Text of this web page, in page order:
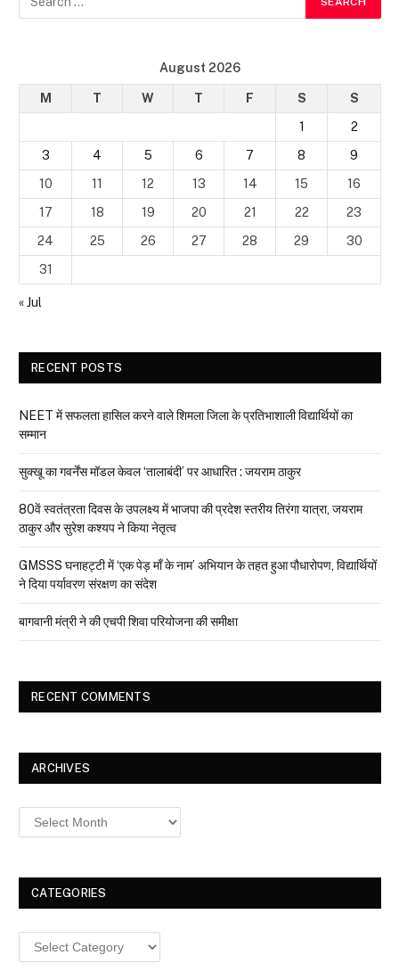
August 2026
M T W T F S
S
1
2
3
4 5 6 7 8
9
10
11 12 13 14 15
16
17
18 19 20 21 22
23
24
25 26 27 28 29
30
31
« Jul
RECENT POSTS
NEET में सफलता हासिल करने वाले शिमला जिला के प्रतिभाशाली विद्यार्थियों का
सम्मान
सुक्खू का गवर्नेंस मॉडल केवल ‘तालाबंदी’ पर आधारित : जयराम ठाकुर
80वें स्वतंत्रता दिवस के उपलक्ष्य में भाजपा की प्रदेश स्तरीय तिरंगा यात्रा, जयराम
ठाकुर और सुरेश कश्यप ने किया नेतृत्व
GMSSS घनाहट्टी में ‘एक पेड़ माँ के नाम’ अभियान के तहत हुआ पौधारोपण, विद्यार्थियों
ने दिया पर्यावरण संरक्षण का संदेश
बागवानी मंत्री ने की एचपी शिवा परियोजना की समीक्षा
RECENT COMMENTS
ARCHIVES
Archives
CATEGORIES
Categories